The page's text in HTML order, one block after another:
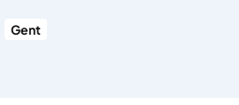
Gent